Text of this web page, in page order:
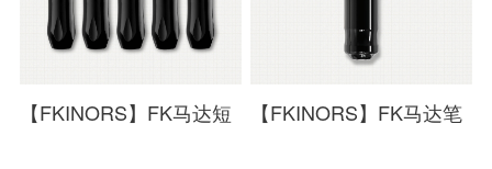
【FKINORS】FK马达短
【FKINORS】FK马达笔